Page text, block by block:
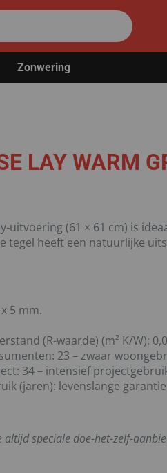
Zonwering
LAY WARM
uitvoering (61 × 61 cm) is
tegel heeft een natuurlijke
5 mm.
(R-waarde) (m² K/W):
23 – zwaar
34 – intensief
(jaren): levenslange garantie
speciale doe-het-zelf-